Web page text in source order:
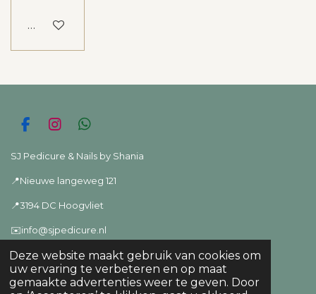
Deze website maakt gebruik van cookies om
uw ervaring te verbeteren en op maat
gemaakte advertenties weer te geven. Door
In winkelwagen
F
c
b
o
k
I
s
a
r
a
m
W
a
s
p
SJ Pedicure & Nails by Shania
📍Nieuwe langeweg 121
📍3194 DC Hoogvliet
✉️info@sjpedicure.nl
📞06-22727473 📱ook bereikbaar via whatsapp
© 2024 - 2026 SJ Pedicure